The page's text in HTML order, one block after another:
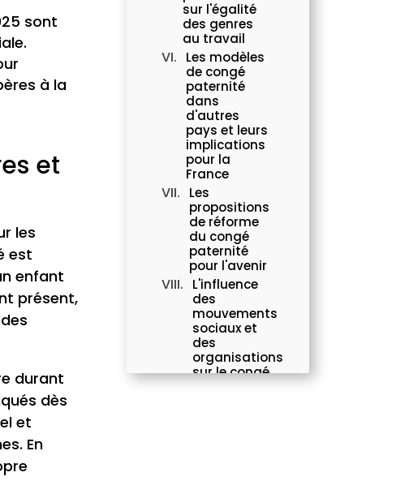
sont
à la
et
les
est
enfant
présent,
durant
dès
et
En
sur l'égalité
des genres
au travail
Les modèles
de congé
paternité
dans
d'autres
pays et leurs
implications
pour la
France
Les
propositions
de réforme
du congé
paternité
pour l'avenir
L'influence
des
mouvements
sociaux et
des
organisations
sur le congé
paternité en